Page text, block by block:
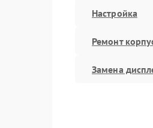
Настройка
Ремонт
Замена